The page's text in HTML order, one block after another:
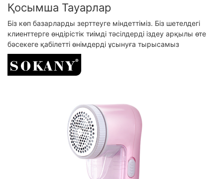
Қосымша Тауарлар
Біз көп базарларды зерттеуге міндеттіміз. Біз шетелдегі
клиенттерге өндірістік тиімді тәсілдерді іздеу арқылы өте
бәсекеге қабілетті өнімдерді ұсынуға тырысамыз